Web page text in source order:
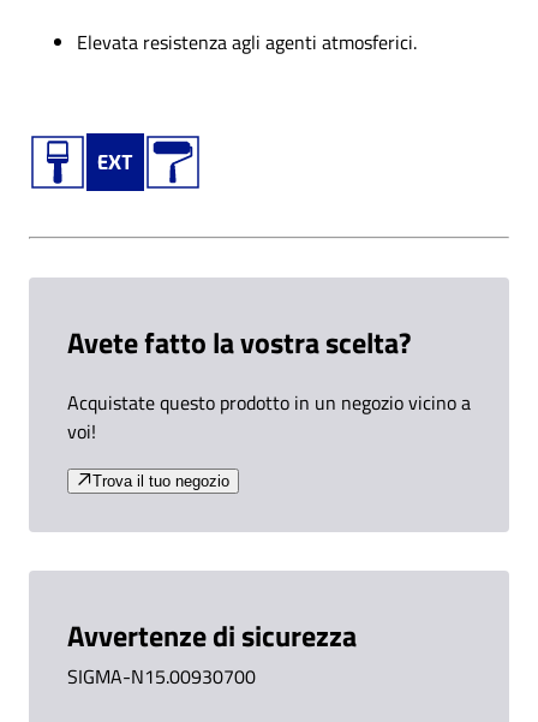
Elevata resistenza agli agenti atmosferici.
Avete fatto la vostra scelta?
Acquistate questo prodotto in un negozio vicino a
voi!
Trova il tuo negozio
Avvertenze di sicurezza
SIGMA-N15.00930700